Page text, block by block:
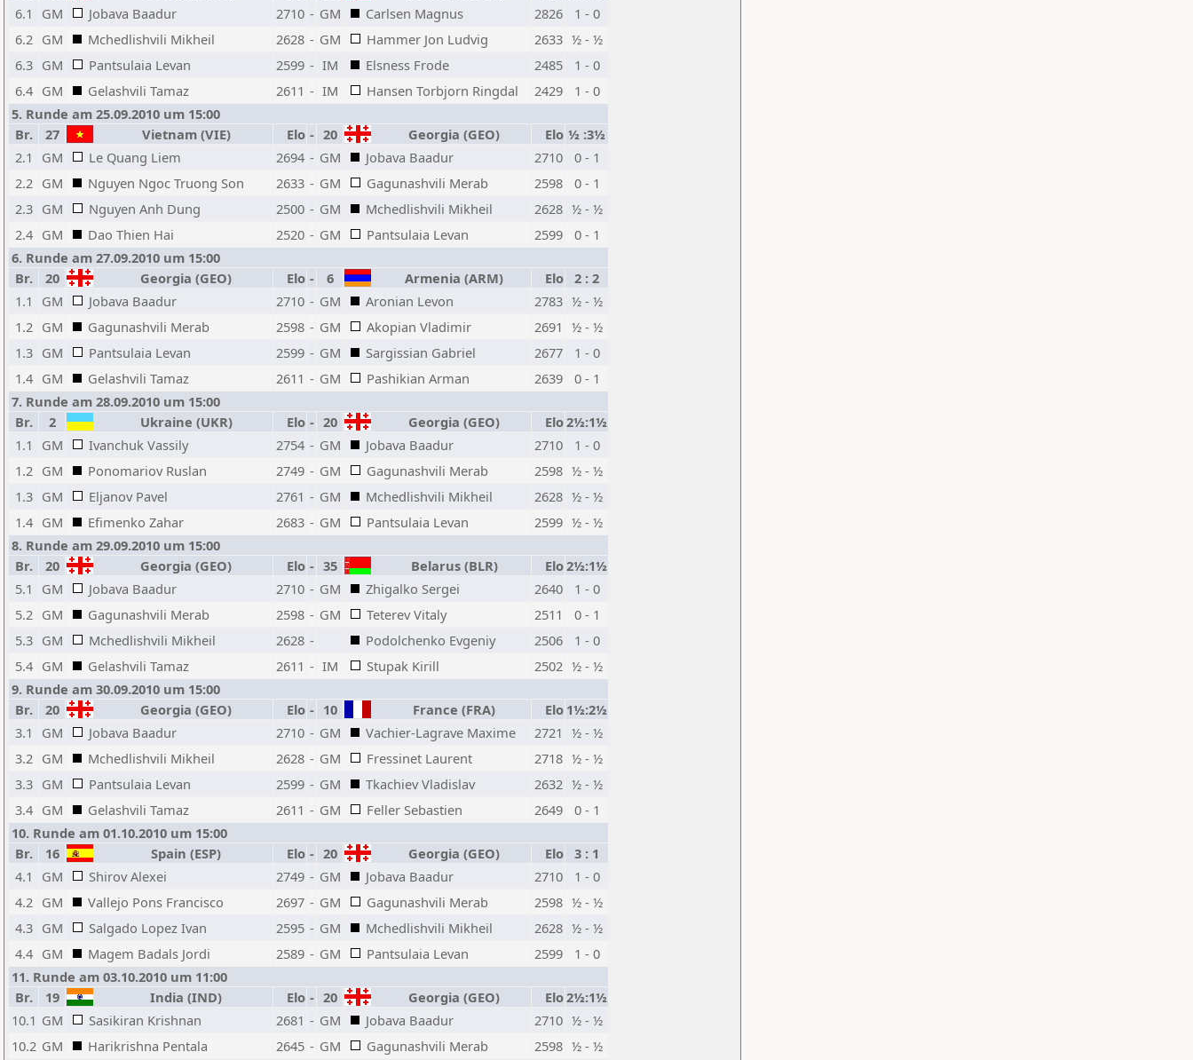
6.1
GM Jobava Baadur 2710 - GM Carlsen Magnus 2826
1 - 0
6.2 GM Mchedlishvili Mikheil 2628 - GM Hammer Jon Ludvig 2633 ½ - ½
6.3 GM Pantsulaia Levan 2599 - IM Elsness Frode 2485
1 - 0
6.4 GM Gelashvili Tamaz 2611 - IM Hansen Torbjorn Ringdal 2429
1 - 0
5. Runde am 25.09.2010 um 15:00
Br.
27 Vietnam (VIE) Elo - 20 Georgia (GEO) Elo ½ :3½
2.1
GM Le Quang Liem 2694 - GM Jobava Baadur 2710
0 - 1
2.2 GM Nguyen Ngoc Truong Son 2633 - GM Gagunashvili Merab 2598
0 - 1
2.3 GM Nguyen Anh Dung 2500 - GM Mchedlishvili Mikheil 2628 ½ - ½
2.4 GM Dao Thien Hai 2520 - GM Pantsulaia Levan 2599
0 - 1
6. Runde am 27.09.2010 um 15:00
Br.
20 Georgia (GEO) Elo - 6 Armenia (ARM) Elo 2 : 2
1.1
GM Jobava Baadur 2710 - GM Aronian Levon 2783 ½ - ½
1.2 GM Gagunashvili Merab 2598 - GM Akopian Vladimir 2691 ½ - ½
1.3 GM Pantsulaia Levan 2599 - GM Sargissian Gabriel 2677
1 - 0
1.4 GM Gelashvili Tamaz 2611 - GM Pashikian Arman 2639
0 - 1
7. Runde am 28.09.2010 um 15:00
Br.
2 Ukraine (UKR) Elo - 20 Georgia (GEO) Elo2½:1½
1.1
GM Ivanchuk Vassily 2754 - GM Jobava Baadur 2710
1 - 0
1.2 GM Ponomariov Ruslan 2749 - GM Gagunashvili Merab 2598 ½ - ½
1.3 GM Eljanov Pavel 2761 - GM Mchedlishvili Mikheil 2628 ½ - ½
1.4 GM Efimenko Zahar 2683 - GM Pantsulaia Levan 2599 ½ - ½
8. Runde am 29.09.2010 um 15:00
Br.
20 Georgia (GEO) Elo - 35 Belarus (BLR) Elo2½:1½
5.1
GM Jobava Baadur 2710 - GM Zhigalko Sergei 2640
1 - 0
5.2 GM Gagunashvili Merab 2598 - GM Teterev Vitaly 2511
0 - 1
5.3 GM Mchedlishvili Mikheil 2628 - Podolchenko Evgeniy 2506
1 - 0
5.4 GM Gelashvili Tamaz 2611 - IM Stupak Kirill 2502 ½ - ½
9. Runde am 30.09.2010 um 15:00
Br.
20 Georgia (GEO) Elo - 10 France (FRA) Elo 1½:2½
3.1
GM Jobava Baadur 2710 - GM Vachier-Lagrave Maxime 2721 ½ - ½
3.2 GM Mchedlishvili Mikheil 2628 - GM Fressinet Laurent 2718 ½ - ½
3.3 GM Pantsulaia Levan 2599 - GM Tkachiev Vladislav 2632 ½ - ½
3.4 GM Gelashvili Tamaz 2611 - GM Feller Sebastien 2649
0 - 1
10. Runde am 01.10.2010 um 15:00
Br.
16 Spain (ESP) Elo - 20 Georgia (GEO) Elo 3 : 1
4.1
GM Shirov Alexei 2749 - GM Jobava Baadur 2710
1 - 0
4.2 GM Vallejo Pons Francisco 2697 - GM Gagunashvili Merab 2598 ½ - ½
4.3 GM Salgado Lopez Ivan 2595 - GM Mchedlishvili Mikheil 2628 ½ - ½
4.4 GM Magem Badals Jordi 2589 - GM Pantsulaia Levan 2599
1 - 0
11. Runde am 03.10.2010 um 11:00
Br.
19 India (IND) Elo - 20 Georgia (GEO) Elo2½:1½
10.1 GM Sasikiran Krishnan 2681 - GM Jobava Baadur 2710 ½ - ½
10.2 GM Harikrishna Pentala 2645 - GM Gagunashvili Merab 2598 ½ - ½